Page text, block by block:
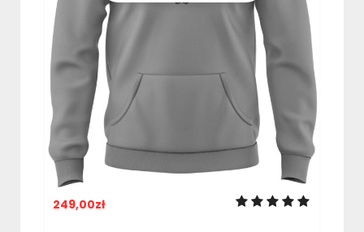
Bluza “Homo Sum – Zasadom
Wierny” SZARA
249,00zł